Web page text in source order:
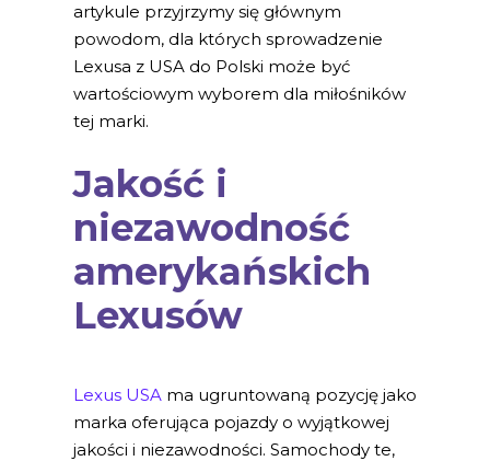
artykule przyjrzymy się głównym
powodom, dla których sprowadzenie
Lexusa z USA do Polski może być
wartościowym wyborem dla miłośników
tej marki.
Jakość i
niezawodność
amerykańskich
Lexusów
Lexus USA ma ugruntowaną pozycję jako
marka oferująca pojazdy o wyjątkowej
jakości i niezawodności. Samochody te,